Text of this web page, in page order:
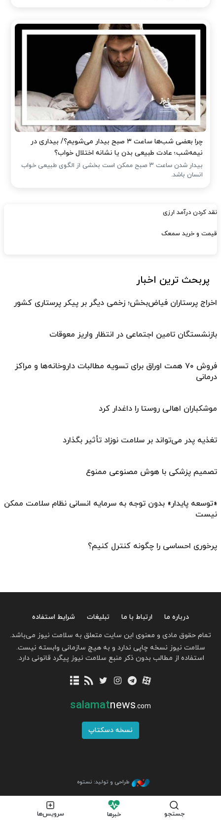
چرا بعضی شب‌ها ساعت ۳ صبح بیدار می‌شویم؟/ بیداری در
نیمه‌شب؛ عادت طبیعی بدن یا نشانه اختلال خواب؟
بیدار شدن ساعت ۳ صبح ممکن است بخشی از الگوی طبیعی خواب
انسان باشد.
نقد کردن درآمد ارزی
قیمت و خرید سمعک
پربحث ترین اخبار
اخراج پرستاران فیاض‌بخش؛ زخمی دیگر بر پیکر پرستاری کشور
بازنشستگان تامین اجتماعی در انتظار واریز معوقات
فروش ۷۰ همت اوراق برای تسویه مطالبات داروخانه‌ها و مراکز
درمانی
موشکباران اهالی روستا را داغدار کرد
تغذیه پدر می‌تواند بر سلامت نوزاد تأثیر بگذارد
تصمیم پزشکی با هوش مصنوعی ممنوع
«توسعه پایدار» بدون توجه به سرمایه انسانی نظام سلامت ممکن
نیست
پرخوری احساسی را چگونه کنترل کنیم؟
جستجو خبرها سرویس‌ها
درباره ما ارتباط با ما تبلیغات
شرایط استفاده
تمام حقوق مادی و معنوی این سایت متعلق به سلامت نیوز می‌باشد.
سلامت نیوز نسخه چاپی ندارد و به هیچ سازمانی وابسته نیست.
استفاده از مطالب بدون ذکر منبع سلامت نیوز پیگرد قانونی دارد.
salamatnews.com
نسخه دسکتاپ
طراحی و تولید: نستوه